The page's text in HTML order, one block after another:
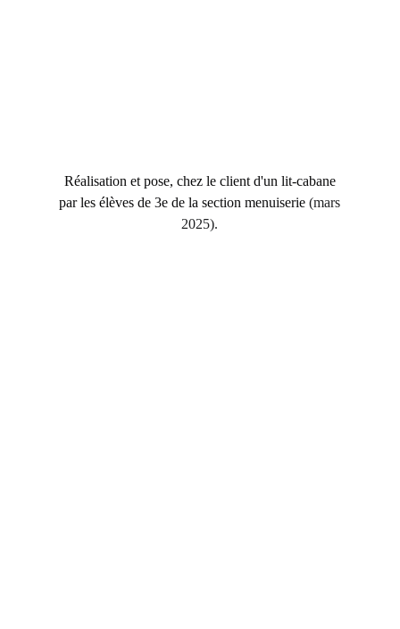
Réalisation et pose, chez le client d'un lit-cabane
par les élèves de 3e de la section menuiserie (mars
2025).